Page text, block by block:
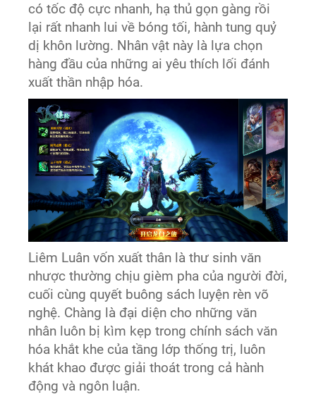
có tốc độ cực nhanh, hạ thủ gọn gàng rồi
lại rất nhanh lui về bóng tối, hành tung quỷ
dị khôn lường. Nhân vật này là lựa chọn
hàng đầu của những ai yêu thích lối đánh
xuất thần nhập hóa.
Liêm Luân vốn xuất thân là thư sinh văn
nhược thường chịu gièm pha của người đời,
cuối cùng quyết buông sách luyện rèn võ
nghệ. Chàng là đại diện cho những văn
nhân luôn bị kìm kẹp trong chính sách văn
hóa khắt khe của tầng lớp thống trị, luôn
khát khao được giải thoát trong cả hành
động và ngôn luận.